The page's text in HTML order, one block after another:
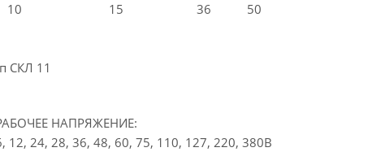
10 15 36 50
СКЛ 11
НАПРЯЖЕНИЕ:
12, 24, 28, 36, 48, 60, 75, 110, 127, 220, 380В